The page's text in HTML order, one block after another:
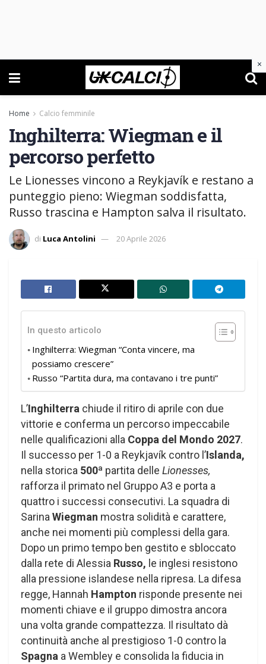
Home Calcio femminile
Inghilterra: Wiegman e il
percorso perfetto
Le Lionesses vincono a Reykjavík e restano a
punteggio pieno: Wiegman soddisfatta,
Russo trascina e Hampton salva il risultato.
di Luca Antolini 20 Aprile 2026
In questo articolo
Inghilterra: Wiegman “Conta vincere, ma
possiamo crescere”
Russo “Partita dura, ma contavano i tre punti”
L’Inghilterra chiude il ritiro di aprile con due
vittorie e conferma un percorso impeccabile
nelle qualificazioni alla Coppa del Mondo 2027.
Il successo per 1-0 a Reykjavík contro l’Islanda,
nella storica 500ª partita delle Lionesses,
rafforza il primato nel Gruppo A3 e porta a
quattro i successi consecutivi. La squadra di
Sarina Wiegman mostra solidità e carattere,
anche nei momenti più complessi della gara.
Dopo un primo tempo ben gestito e sbloccato
dalla rete di Alessia Russo, le inglesi resistono
alla pressione islandese nella ripresa. La difesa
regge, Hannah Hampton risponde presente nei
momenti chiave e il gruppo dimostra ancora
una volta grande compattezza. Il risultato dà
continuità anche al prestigioso 1-0 contro la
Spagna a Wembley e consolida la fiducia in
×